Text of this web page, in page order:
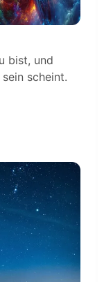
bist, und
scheint.